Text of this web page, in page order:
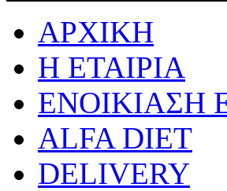
ΑΡΧΙΚΗ
Η ΕΤΑΙΡΙΑ
ΕΝΟΙΚΙΑΣΗ
ALFA DIET
DELIVERY